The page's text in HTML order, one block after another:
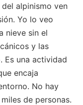
alpinismo ven
Yo lo veo
nieve sin el
y las
Es una actividad
encaja
No hay
de personas.